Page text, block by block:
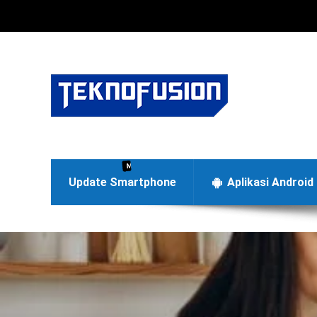
Update Smartphone
Menyajikan berita terbaru di dunia teknologi
Aplikasi Android